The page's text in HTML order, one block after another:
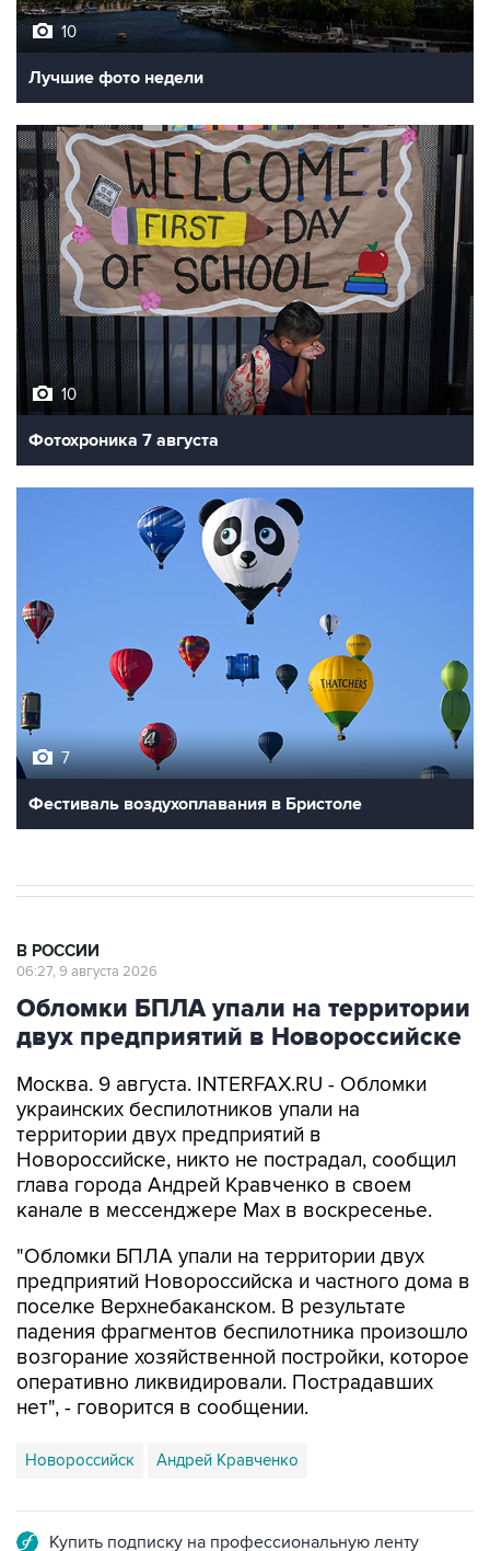
10
Лучшие фото недели
10
Фотохроника 7 августа
7
Фестиваль воздухоплавания в Бристоле
В РОССИИ
06:27, 9 августа 2026
Обломки БПЛА упали на территории
двух предприятий в Новороссийске
Москва. 9 августа. INTERFAX.RU - Обломки
украинских беспилотников упали на
территории двух предприятий в
Новороссийске, никто не пострадал, сообщил
глава города Андрей Кравченко в своем
канале в мессенджере Max в воскресенье.
"Обломки БПЛА упали на территории двух
предприятий Новороссийска и частного дома в
поселке Верхнебаканском. В результате
падения фрагментов беспилотника произошло
возгорание хозяйственной постройки, которое
оперативно ликвидировали. Пострадавших
нет", - говорится в сообщении.
Новороссийск Андрей Кравченко
Купить подписку на профессиональную ленту